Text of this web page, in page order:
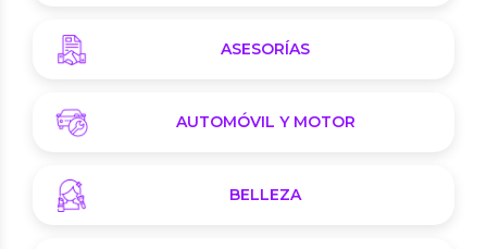
ASESORÍAS
AUTOMÓVIL Y MOTOR
BELLEZA